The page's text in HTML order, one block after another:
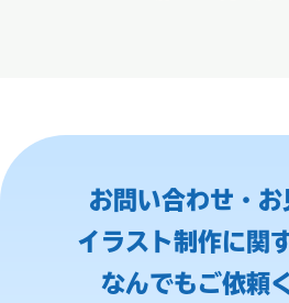
お問い合わせ・
イラスト制作に関
なんでもご依頼